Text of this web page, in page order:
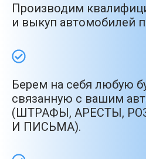
Производим
и выкуп автомобилей
Берем на себя любую
связанную с вашим
(ШТРАФЫ, АРЕСТЫ,
И ПИСЬМА).